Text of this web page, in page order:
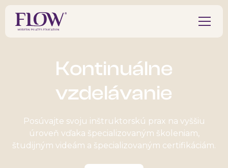
Kontinuálne
vzdelávanie
Posúvajte svoju inštruktorskú prax na vyššiu
úroveň vďaka špecializovaným školeniam,
študijným videám a špecializovaným certifikáciám.